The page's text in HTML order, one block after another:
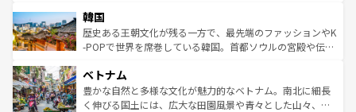
はコンテンツ一覧
いる。アクティビティも充実しており、サーフィンやダイ
ビング、ハイキングなど、アウトドア好きにはたまらな
い。オーストラリアの多彩な魅力を存分に味わいつくそ
参照してほしい。
ン）、静ひつな山岳地帯である台湾東部など、都市の喧騒
と山間の静けさが共存しており、訪れる人に新しい発見と
驚きをもたらしてくれる。また、奥深い台湾の食文化も魅
容にもいいと評判のスイーツなど、バラエティ豊かな料理
が味わえる。 なお、新着の台湾情報は コンテンツ一覧を参
照してほしい。
韓国
歴史ある王朝文化が残る一方で、最先端のファッションやK
-POPで世界を席巻している韓国。首都ソウルの宮殿や伝統
き、地方に足を延ばせば四季折々の自然美を楽しむことが
できる。そして、キムチや焼肉、絶品のストリートフード
まで、さまざまな韓国料理が待っている。夜には、韓国な
ベトナム
豊かな自然と多様な文化が魅力的なベトナム。南北に細長
く伸びる国土には、広大な田園風景や青々とした山々、世